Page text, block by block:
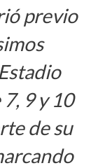
previo
9 y 10
de su